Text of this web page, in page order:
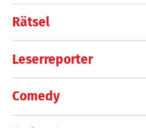
Rätsel
Leserreporter
Comedy